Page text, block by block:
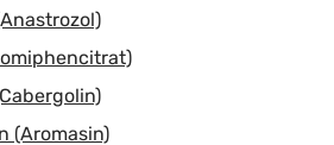
(Aromasin)